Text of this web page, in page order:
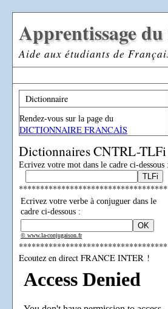
Apprentissage
Aide aux étudiants de
Dictionnaire
Rendez-vous sur la page du
DICTIONNAIRE FRANCAİS
Dictionnaires CNTRL-TLFi
Ecrivez votre mot dans le cadre ci-dessous :
Ecrivez votre verbe à conjuguer dans le
cadre ci-dessous :
© www.la-conjugaison.fr
Ecoutez en direct FRANCE INTER !